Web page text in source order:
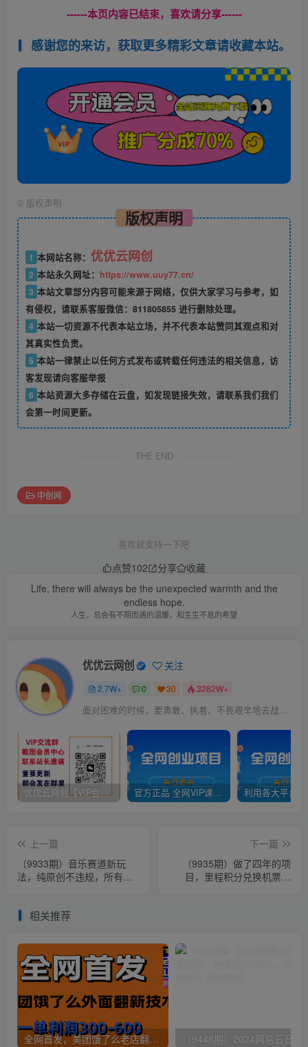
------本页内容已结束，喜欢请分享------
感谢您的来访，获取更多精彩文章请收藏本站。
© 版权声明
版权声明
1 本网站名称： 优优云网创
2 本站永久网址： https://www.uuy77.cn/
3 本站文章部分内容可能来源于网络，仅供大家学习与参考，如
有侵权，请联系客服微信：811805855 进行删除处理。
4 本站一切资源不代表本站立场，并不代表本站赞同其观点和对
其真实性负责。
5 本站一律禁止以任何方式发布或转载任何违法的相关信息，访
客发现请向客服举报
6 本站资源大多存储在云盘，如发现链接失效，请联系我们我们
会第一时间更新。
THE END
中创网
喜欢就支持一下吧
点赞102 分享
收藏
Life, there will always be the unexpected warmth and the
endless hope.
人生，总会有不期而遇的温暖，和生生不息的希望
优优云网创 关注
2.7W+ 0 30 3282W+
面对困难的时候，要勇敢、执着、不畏艰辛地去战胜它
优优云网创【VIP会员专属交流群】 官方正品 全网VIP课程 无损下载~
上一篇
（9933期）音乐赛道新玩
法，纯原创不违规，所有平
下一篇
（9935期）做了四年的项
目，里程积分兑换机票售
相关推荐
全网首发，美团饿了么老店翻新最新技术，一单利润300-600